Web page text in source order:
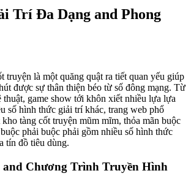
Trí Đa Dạng and Phong
truyện là một quăng quật ra tiết quan yếu giúp
được sự thân thiện béo từ số đông mạng. Từ
thuật, game show tới khôn xiết nhiều lựa lựa
số hình thức giải trí khác, trang web phổ
tàng cốt truyện mũm mĩm, thỏa mãn buộc
phải buộc phải gồm nhiều số hình thức
tín đồ tiêu dùng.
Chương Trình Truyền Hình